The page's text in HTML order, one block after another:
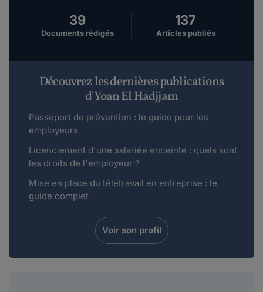
39
Documents rédigés
137
Articles publiés
Découvrez les dernières publications
d'Yoan El Hadjjam
Passeport de prévention : le guide pour les
employeurs
Licenciement d'une salariée enceinte : quels sont
les droits de l'employeur ?
Mise en place du télétravail en entreprise : le
guide complet
Voir son profil